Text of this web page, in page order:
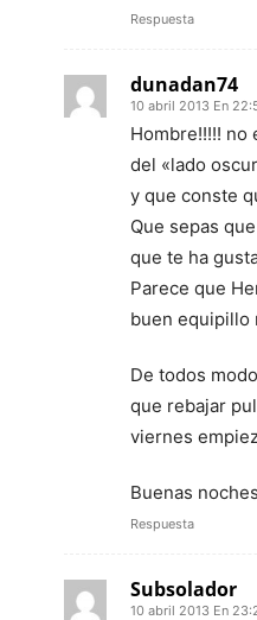
Respuesta
dunadan74
10 abril 2013 En
Hombre!!!!! no
del «lado
y que conste
Que sepas
que te ha
Parece que
buen equipillo
De todos
que rebajar
viernes
Buenas
Respuesta
Subsolador
10 abril 2013 En